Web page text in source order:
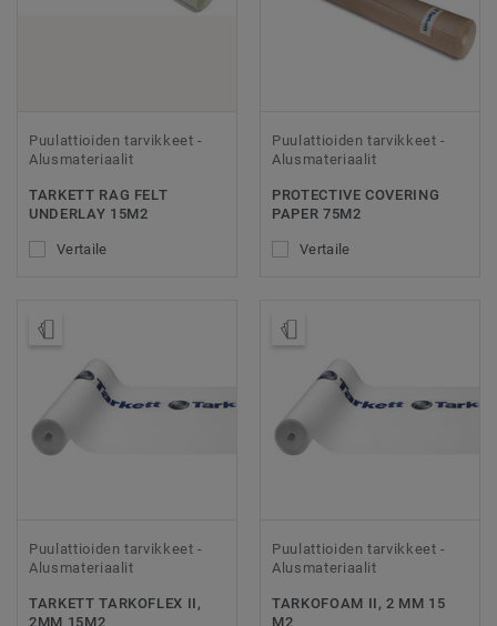
Puulattioiden tarvikkeet -
Alusmateriaalit
TARKETT RAG FELT
UNDERLAY 15M2
Vertaile
Puulattioiden tarvikkeet -
Alusmateriaalit
PROTECTIVE COVERING
PAPER 75M2
Vertaile
Puulattioiden tarvikkeet -
Alusmateriaalit
TARKETT TARKOFLEX II,
2MM 15M2
Puulattioiden tarvikkeet -
Alusmateriaalit
TARKOFOAM II, 2 MM 15
M2